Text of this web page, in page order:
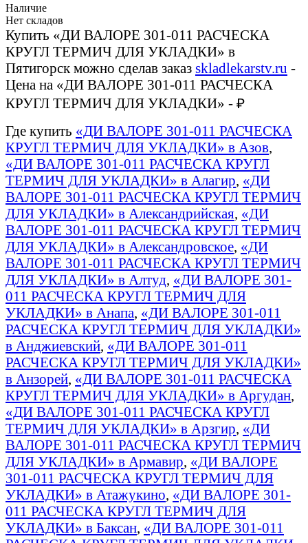
Наличие
Нет складов
Купить «ДИ ВАЛОРЕ 301-011 РАСЧЕСКА
КРУГЛ ТЕРМИЧ ДЛЯ УКЛАДКИ» в
Пятигорск можно сделав заказ skladlekarstv.ru -
Цена на «ДИ ВАЛОРЕ 301-011 РАСЧЕСКА
КРУГЛ ТЕРМИЧ ДЛЯ УКЛАДКИ» - ₽
Где купить «ДИ ВАЛОРЕ 301-011 РАСЧЕСКА
КРУГЛ ТЕРМИЧ ДЛЯ УКЛАДКИ» в Азов,
«ДИ ВАЛОРЕ 301-011 РАСЧЕСКА КРУГЛ
ТЕРМИЧ ДЛЯ УКЛАДКИ» в Алагир, «ДИ
ВАЛОРЕ 301-011 РАСЧЕСКА КРУГЛ ТЕРМИЧ
ДЛЯ УКЛАДКИ» в Александрийская, «ДИ
ВАЛОРЕ 301-011 РАСЧЕСКА КРУГЛ ТЕРМИЧ
ДЛЯ УКЛАДКИ» в Александровское, «ДИ
ВАЛОРЕ 301-011 РАСЧЕСКА КРУГЛ ТЕРМИЧ
ДЛЯ УКЛАДКИ» в Алтуд, «ДИ ВАЛОРЕ 301-
011 РАСЧЕСКА КРУГЛ ТЕРМИЧ ДЛЯ
УКЛАДКИ» в Анапа, «ДИ ВАЛОРЕ 301-011
РАСЧЕСКА КРУГЛ ТЕРМИЧ ДЛЯ УКЛАДКИ»
в Анджиевский, «ДИ ВАЛОРЕ 301-011
РАСЧЕСКА КРУГЛ ТЕРМИЧ ДЛЯ УКЛАДКИ»
в Анзорей, «ДИ ВАЛОРЕ 301-011 РАСЧЕСКА
КРУГЛ ТЕРМИЧ ДЛЯ УКЛАДКИ» в Аргудан,
«ДИ ВАЛОРЕ 301-011 РАСЧЕСКА КРУГЛ
ТЕРМИЧ ДЛЯ УКЛАДКИ» в Арзгир, «ДИ
ВАЛОРЕ 301-011 РАСЧЕСКА КРУГЛ ТЕРМИЧ
ДЛЯ УКЛАДКИ» в Армавир, «ДИ ВАЛОРЕ
301-011 РАСЧЕСКА КРУГЛ ТЕРМИЧ ДЛЯ
УКЛАДКИ» в Атажукино, «ДИ ВАЛОРЕ 301-
011 РАСЧЕСКА КРУГЛ ТЕРМИЧ ДЛЯ
УКЛАДКИ» в Баксан, «ДИ ВАЛОРЕ 301-011